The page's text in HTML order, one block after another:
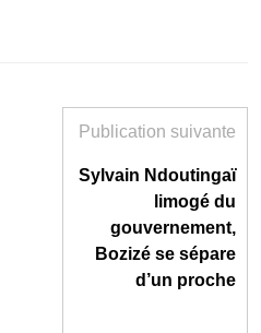
Publication suivante
Sylvain Ndoutingaï
limogé du
gouvernement,
Bozizé se sépare
d’un proche